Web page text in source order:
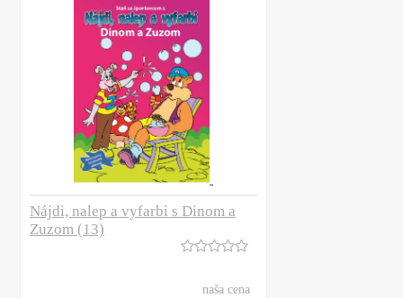
Nájdi, nalep a vyfarbi s Dinom a
Zuzom (13)
naša cena